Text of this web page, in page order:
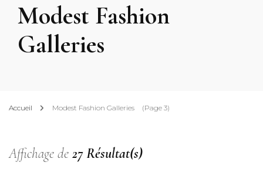
Modest Fashion
Galleries
Accueil Modest Fashion Galleries (Page 3)
Affichage de 27 Résultat(s)